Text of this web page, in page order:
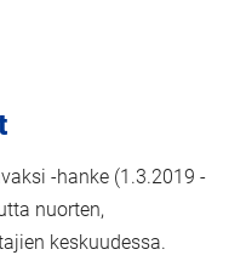
-hanke (1.3.2019 -
nuorten,
keskuudessa.